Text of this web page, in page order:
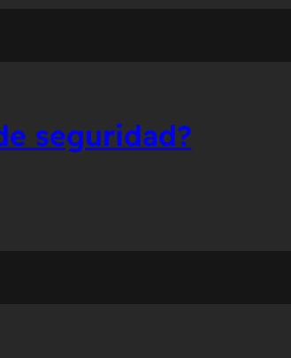
seguridad?